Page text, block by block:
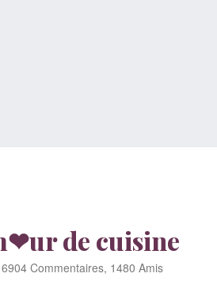
de cuisine
Commentaires, 1480 Amis